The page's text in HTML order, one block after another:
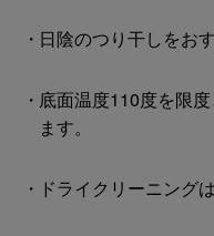
日陰のつり干しをお
底面温度110度を限
ます。
ドライクリーニング